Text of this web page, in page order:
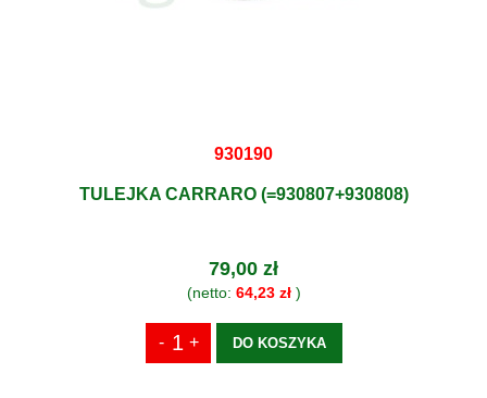
930190
TULEJKA CARRARO (=930807+930808)
79,00 zł
(netto: 64,23 zł)
DO KOSZYKA